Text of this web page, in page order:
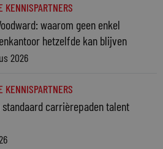
KENNISPARTNERS
waarom geen enkel
hetzelfde kan blijven
2026
KENNISPARTNERS
standaard carrièrepaden talent